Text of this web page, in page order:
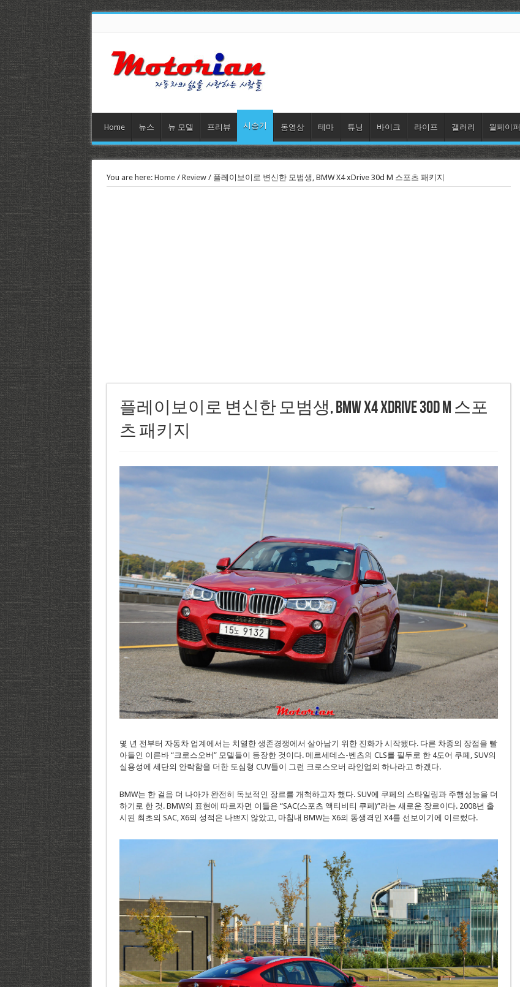
Home 뉴스 뉴 모델 프리뷰 시승기 동영상 테마 튜닝 바이크 라이프 갤러리 월페이퍼
You are here: Home/ Review/ 플레이보이로 변신한 모범생, BMW X4 xDrive 30d M 스포츠 패키지
플레이보이로 변신한 모범생, BMW X4 xDrive 30d M 스포
츠 패키지
몇 년 전부터 자동차 업계에서는 치열한 생존경쟁에서 살아남기 위한 진화가 시작됐다. 다른 차종의 장점을 빨
아들인 이른바 “크로스오버” 모델들이 등장한 것이다. 메르세데스-벤츠의 CLS를 필두로 한 4도어 쿠페, SUV의
실용성에 세단의 안락함을 더한 도심형 CUV들이 그런 크로스오버 라인업의 하나라고 하겠다.
BMW는 한 걸음 더 나아가 완전히 독보적인 장르를 개척하고자 했다. SUV에 쿠페의 스타일링과 주행성능을 더
하기로 한 것. BMW의 표현에 따르자면 이들은 “SAC(스포츠 액티비티 쿠페)”라는 새로운 장르이다. 2008년 출
시된 최초의 SAC, X6의 성적은 나쁘지 않았고, 마침내 BMW는 X6의 동생격인 X4를 선보이기에 이르렀다.